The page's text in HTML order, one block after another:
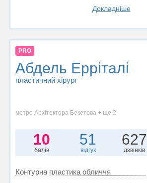
Докладніше
PRO
Абдель Ерріталі
пластичний хірург
метро Архітектора Бекетова + ще 2
10
балів
51
відгук
627
дзвінків
Контурна пластика обличчя